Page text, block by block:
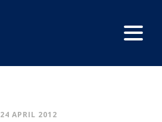
24 APRIL 2012